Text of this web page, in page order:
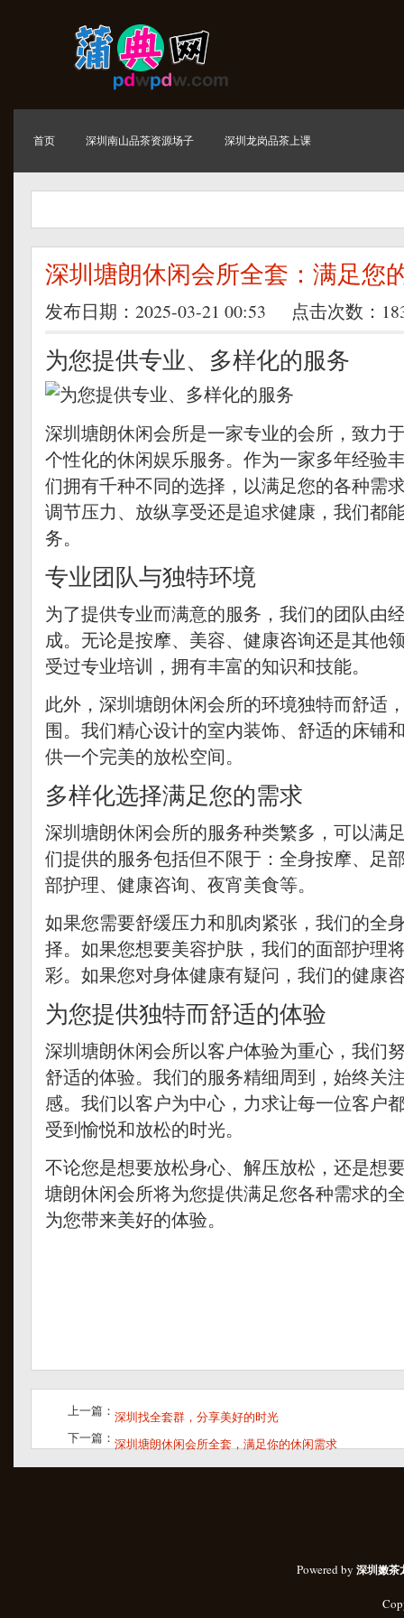
首页 深圳南山品茶资源场子 深圳龙岗品茶上课
深圳塘朗休闲会所全套：满足您
发布日期：2025-03-21 00:53 点击次数：
为您提供专业、多样化的服务
深圳塘朗休闲会所是一家专业的会所，致力
个性化的休闲娱乐服务。作为一家多年经验
们拥有千种不同的选择，以满足您的各种需
调节压力、放纵享受还是追求健康，我们都
务。
专业团队与独特环境
为了提供专业而满意的服务，我们的团队由
成。无论是按摩、美容、健康咨询还是其他
受过专业培训，拥有丰富的知识和技能。
此外，深圳塘朗休闲会所的环境独特而舒适
围。我们精心设计的室内装饰、舒适的床铺
供一个完美的放松空间。
多样化选择满足您的需求
深圳塘朗休闲会所的服务种类繁多，可以满
们提供的服务包括但不限于：全身按摩、足
部护理、健康咨询、夜宵美食等。
如果您需要舒缓压力和肌肉紧张，我们的全
择。如果您想要美容护肤，我们的面部护理
彩。如果您对身体健康有疑问，我们的健康
为您提供独特而舒适的体验
深圳塘朗休闲会所以客户体验为重心，我们
舒适的体验。我们的服务精细周到，始终关
感。我们以客户为中心，力求让每一位客户
受到愉悦和放松的时光。
不论您是想要放松身心、解压放松，还是想
塘朗休闲会所将为您提供满足您各种需求的
为您带来美好的体验。
上一篇： 深圳找全套群，分享美好的时光
下一篇： 深圳塘朗休闲会所全套，满足你的休闲需求
Powered by 深圳嫩茶